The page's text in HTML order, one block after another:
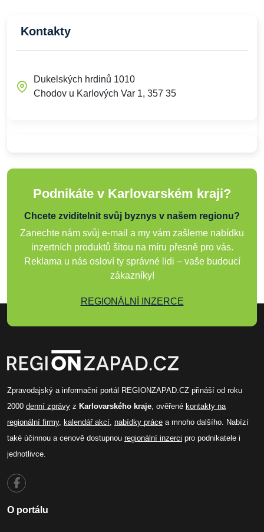
Kontakty
Dukelských hrdinů 1010
Chodov u Karlových Var 1, 357 35
Podnikáte v Karlovarském kraji?
Chcete zviditelnit svůj byznys v našem regionu?
Zanechte nám svůj e-mail a my vám zašleme nabídku
inzertních produktů šitou na míru přesně pro vás.
Reklama u nás osloví ty správné lidi – vaše budoucí
zákazníky!
REGIONÁLNÍ INZERCE
Zpravodajský a informační portál REGIONZAPAD.CZ přináší od roku
2000 denní zprávy z Karlovarského kraje, ověřené kontakty na
regionální firmy, kalendář akcí, nabídky práce a mnoho dalšího. Nabízí
také účinnou a cenově dostupnou regionální inzerci pro podnikatele i
jednotlivce.
O portálu